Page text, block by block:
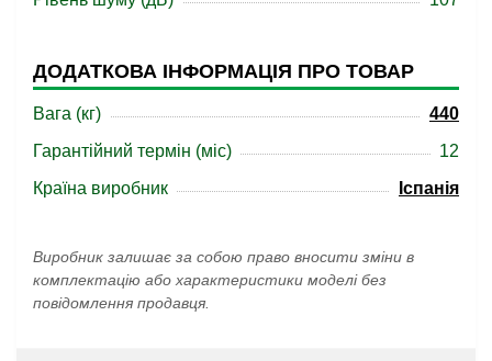
ДОДАТКОВА ІНФОРМАЦІЯ ПРО ТОВАР
Вага (кг)
440
Гарантійний термін (міс)
12
Країна виробник
Іспанія
Виробник залишає за собою право вносити зміни в
комплектацію або характеристики моделі без
повідомлення продавця.